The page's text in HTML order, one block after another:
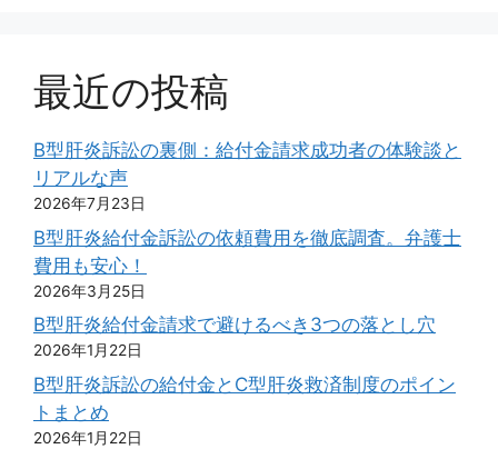
最近の投稿
B型肝炎訴訟の裏側：給付金請求成功者の体験談と
リアルな声
2026年7月23日
B型肝炎給付金訴訟の依頼費用を徹底調査。弁護士
費用も安心！
2026年3月25日
B型肝炎給付金請求で避けるべき3つの落とし穴
2026年1月22日
B型肝炎訴訟の給付金とC型肝炎救済制度のポイン
トまとめ
2026年1月22日